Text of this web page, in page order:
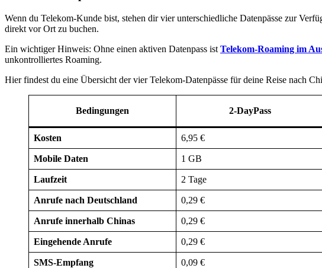
Wenn du Telekom-Kunde bist, stehen dir vier unterschiedliche Datenpässe zur
direkt vor Ort zu buchen.
Ein wichtiger Hinweis: Ohne einen aktiven Datenpass ist Telekom-Roaming im
unkontrolliertes Roaming.
Hier findest du eine Übersicht der vier Telekom-Datenpässe für deine Reise nach
Bedingungen 2-DayPass
Kosten 6,95 €
Mobile Daten 1 GB
Laufzeit 2 Tage
Anrufe nach Deutschland 0,29 €
Anrufe innerhalb Chinas 0,29 €
Eingehende Anrufe 0,29 €
SMS-Empfang 0,09 €